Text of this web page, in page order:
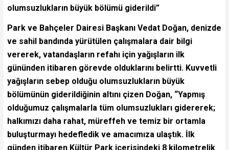
olumsuzlukların büyük bölümü giderildi”
Park ve Bahçeler Dairesi Başkanı Vedat Doğan, denizde
ve sahil bandında yürütülen çalışmalara dair bilgi
vererek, vatandaşların refahı için yağışların ilk
gününden itibaren görevde olduklarını belirtti. Kuvvetli
yağışların sebep olduğu olumsuzlukların büyük
bölümünün giderildiğinin altını çizen Doğan, “Yapmış
olduğumuz çalışmalarla tüm olumsuzlukları gidererek;
halkımızı daha rahat, müreffeh ve temiz bir ortamla
buluşturmayı hedefledik ve amacımıza ulaştık. İlk
günden itibaren Kültür Park içerisindeki 8 kilometrelik